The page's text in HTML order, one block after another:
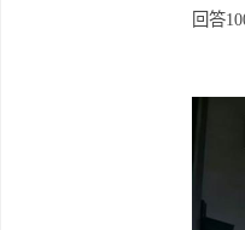
用